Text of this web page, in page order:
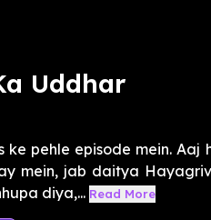
Uddhar
pehle episode mein. Aaj
mein, jab daitya
diya,... Read More